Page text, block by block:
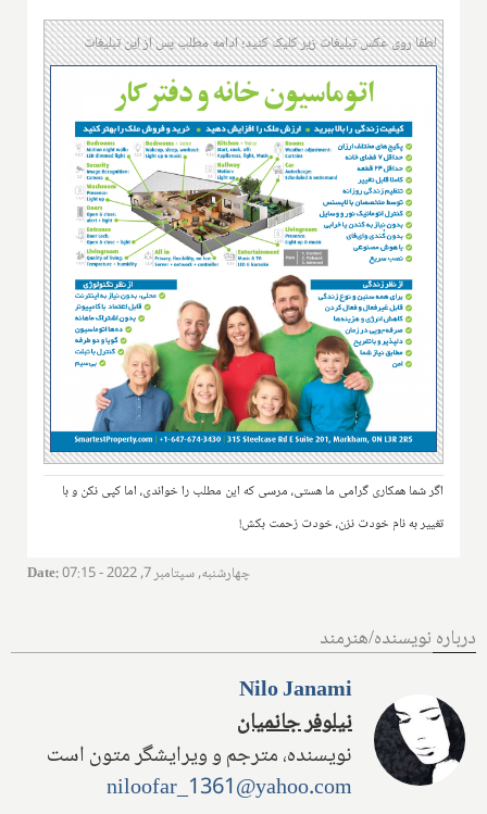
لطفا روی عکس تبلیغات زیر کلیک کنید؛ ادامه مطلب پس از این تبلیغات
اگر شما همکاری گرامی ما هستی، مرسی که این مطلب را خواندی، اما کپی نکن و با
تغییر به نام خودت نزن، خودت زحمت بکش!
Date: چهارشنبه, سپتامبر 7, 2022 - 07:15
درباره نویسنده/هنرمند
Nilo Janami
نیلوفر جانمیان
نویسنده، مترجم و ویرایشگر متون است
niloofar_1361@yahoo.com